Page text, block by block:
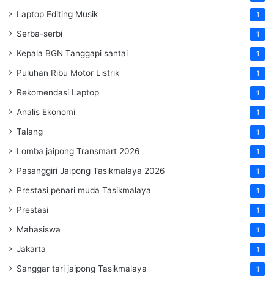
Laptop Editing Musik 1
Serba-serbi 1
Kepala BGN Tanggapi santai 1
Puluhan Ribu Motor Listrik 1
Rekomendasi Laptop 1
Analis Ekonomi 1
Talang 1
Lomba jaipong Transmart 2026 1
Pasanggiri Jaipong Tasikmalaya 2026 1
Prestasi penari muda Tasikmalaya 1
Prestasi 1
Mahasiswa 1
Jakarta 1
Sanggar tari jaipong Tasikmalaya 1